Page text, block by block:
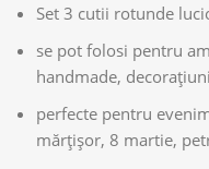
Set 3 cutii rotunde
se pot folosi pentru
handmade,
perfecte pentru
mărțișor, 8 martie,